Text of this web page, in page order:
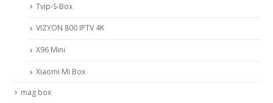
Tvip-S-Box
VIZYON 800 IPTV 4K
X96 Mini
Xiaomi Mi Box
mag box